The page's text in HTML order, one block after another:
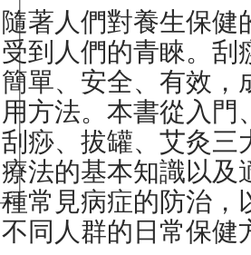
隨著人們對養生保健
受到人們的青睞。刮
簡單、安全、有效，
用方法。本書從入門
刮痧、拔罐、艾灸三
療法的基本知識以及
種常見病症的防治，
不同人群的日常保健